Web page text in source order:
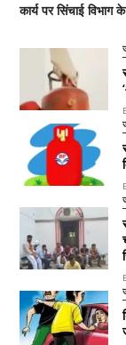
कार्य पर सिंचाई